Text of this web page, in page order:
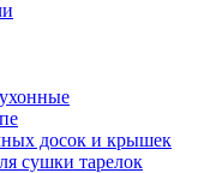
досок и крышек
сушки тарелок